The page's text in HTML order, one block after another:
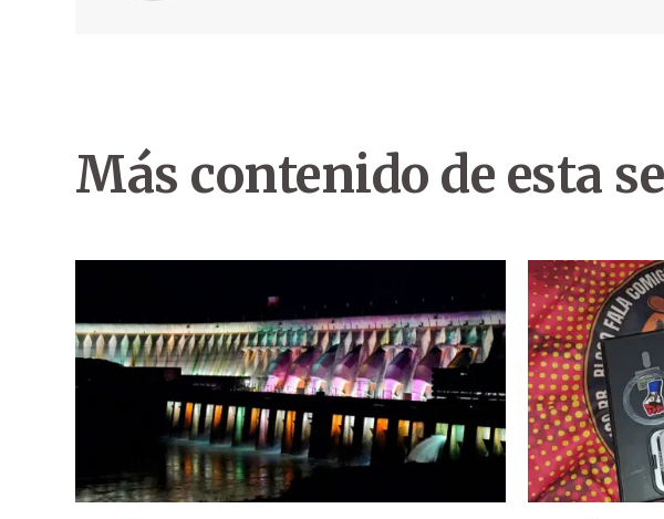
Más contenido de esta